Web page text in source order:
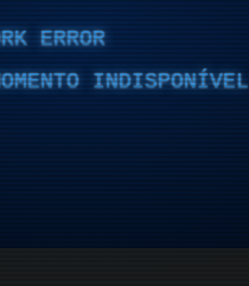
ERROR
INDISPONÍVEL